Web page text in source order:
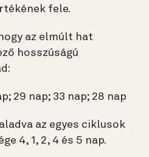
fele.
az elmúlt hat
hosszúságú
29 nap; 33 nap; 28 nap
az egyes ciklusok
4, 1, 2, 4 és 5 nap.